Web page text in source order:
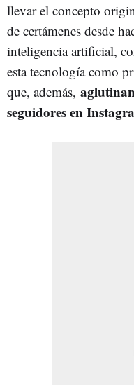
llevar el concepto
de certámenes desde
inteligencia artificial,
esta tecnología como
que, además,
seguidores en